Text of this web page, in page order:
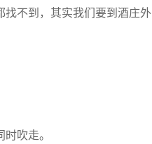
找不到，其实我们要到酒庄外
吹走。